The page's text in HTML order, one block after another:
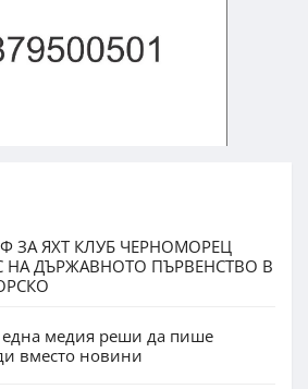
ЗА ЯХТ КЛУБ ЧЕРНОМОРЕЦ
НА ДЪРЖАВНОТО ПЪРВЕНСТВО В
една медия реши да пише
вместо новини